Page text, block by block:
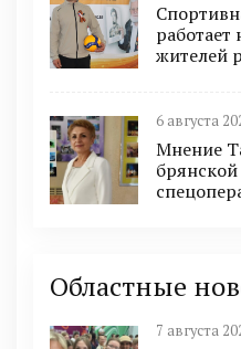
работает
жителей
6 августа
Мнение
Областные
7 августа